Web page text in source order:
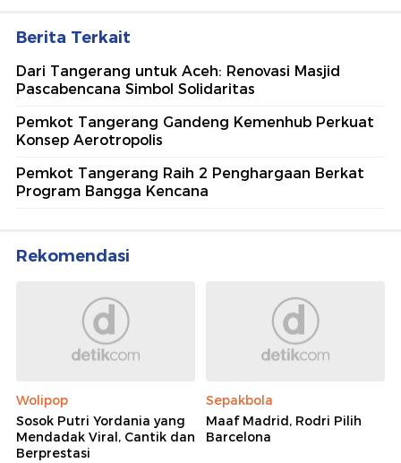
Berita Terkait
Dari Tangerang untuk Aceh: Renovasi Masjid
Pascabencana Simbol Solidaritas
Pemkot Tangerang Gandeng Kemenhub Perkuat
Konsep Aerotropolis
Pemkot Tangerang Raih 2 Penghargaan Berkat
Program Bangga Kencana
Rekomendasi
Wolipop
Sosok Putri Yordania yang
Mendadak Viral, Cantik dan
Berprestasi
Sepakbola
Maaf Madrid, Rodri Pilih
Barcelona